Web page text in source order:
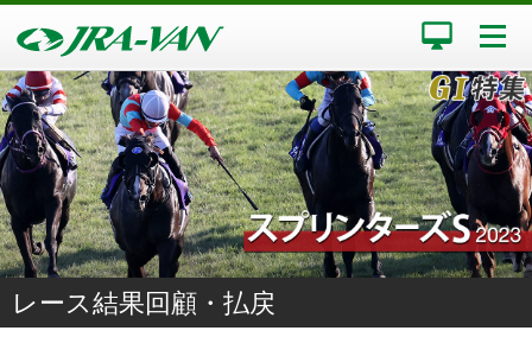
レース結果回顧・払戻